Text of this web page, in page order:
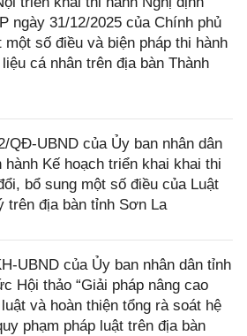
ngày 31/12/2025 của Chính phủ
số điều và biện pháp thi hành
cá nhân trên địa bàn Thành
QĐ-UBND của Ủy ban nhân dân
hành Kế hoạch triển khai khai thi
bổ sung một số điều của Luật
trên địa bàn tỉnh Sơn La
UBND của Ủy ban nhân dân tỉnh
Hội thảo “Giải pháp nâng cao
và hoàn thiện tổng rà soát hệ
phạm pháp luật trên địa bàn